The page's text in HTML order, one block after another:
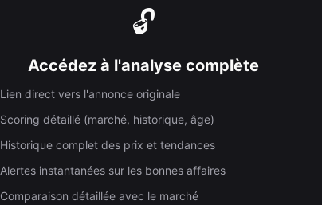
🔓
Accédez à l'analyse complète
Lien direct vers l'annonce originale
Scoring détaillé (marché, historique, âge)
Historique complet des prix et tendances
Alertes instantanées sur les bonnes affaires
Comparaison détaillée avec le marché